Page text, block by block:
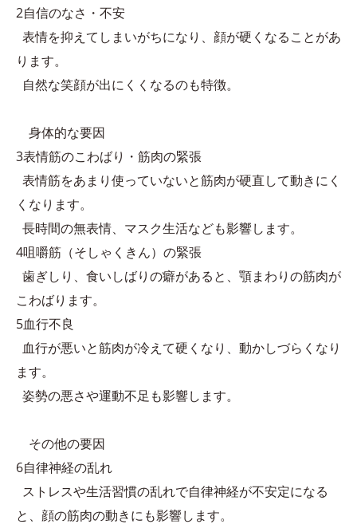
2自信のなさ・不安
表情を抑えてしまいがちになり、顔が硬くなることがあ
ります。
自然な笑顔が出にくくなるのも特徴。
身体的な要因
3表情筋のこわばり・筋肉の緊張
表情筋をあまり使っていないと筋肉が硬直して動きにく
くなります。
長時間の無表情、マスク生活なども影響します。
4咀嚼筋（そしゃくきん）の緊張
歯ぎしり、食いしばりの癖があると、顎まわりの筋肉が
こわばります。
5血行不良
血行が悪いと筋肉が冷えて硬くなり、動かしづらくなり
ます。
姿勢の悪さや運動不足も影響します。
その他の要因
6自律神経の乱れ
ストレスや生活習慣の乱れで自律神経が不安定になる
と、顔の筋肉の動きにも影響します。